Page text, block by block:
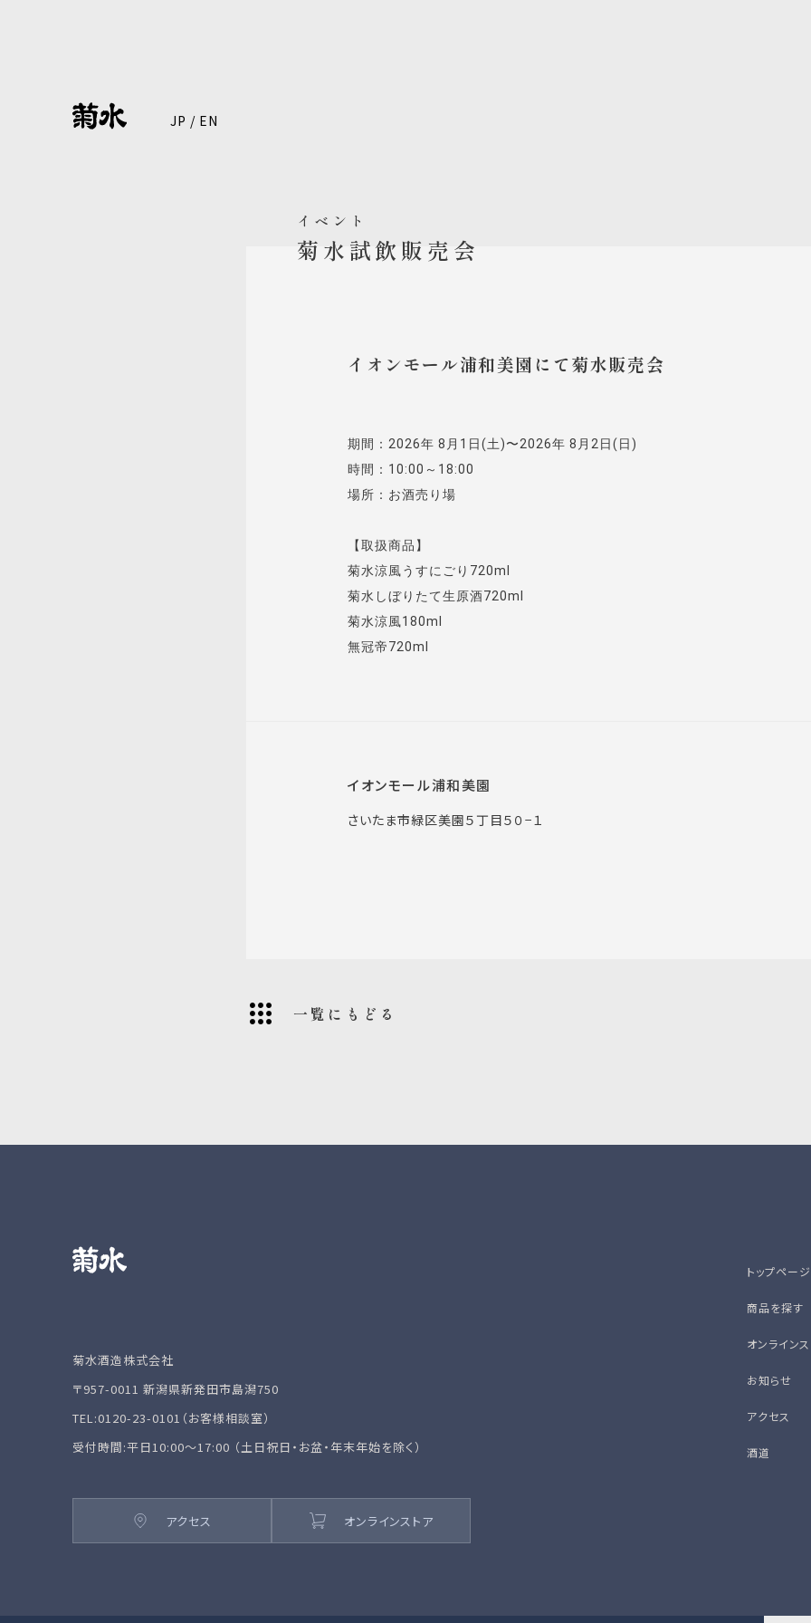
JP / EN
イベント
菊水試飲販売会
イオンモール浦和美園にて菊水販売会
期間：2026年 8月1日(土)〜2026年 8月2日(日)
時間：10:00～18:00
場所：お酒売り場
【取扱商品】
菊水涼風うすにごり720ml
菊水しぼりたて生原酒720ml
菊水涼風180ml
無冠帝720ml
イオンモール浦和美園
さいたま市緑区美園５丁目５０−１
一覧にもどる
菊水酒造株式会社
〒957-0011 新潟県新発田市島潟750
TEL:0120-23-0101（お客様相談室）
受付時間:平日10:00～17:00 （土日祝日・お盆・年末年始を除く）
アクセス オンラインストア
トップページ
商品を探す
オンライン
お知らせ
アクセス
酒道